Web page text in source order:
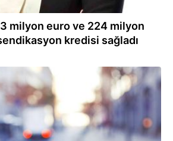
milyon euro ve 224 milyon
kredisi sağladı